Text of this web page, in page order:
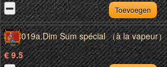
Toevoegen
019a.Dim Sum spécial （à la vapeur）
€ 9.5